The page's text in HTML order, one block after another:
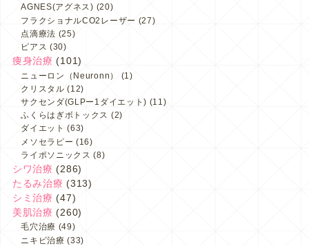
AGNES(アグネス) (20)
フラクショナルCO2レーザー (27)
点滴療法 (25)
ピアス (30)
痩身治療 (101)
ニューロン（Neuronn）
(1)
クリスタル (12)
サクセンダ(GLPー1ダイエット) (11)
ふくらはぎボトックス (2)
ダイエット (63)
メソセラピー (16)
ライポソニックス (8)
シワ治療 (286)
たるみ治療 (313)
シミ治療 (47)
美肌治療 (260)
毛穴治療 (49)
ニキビ治療 (33)